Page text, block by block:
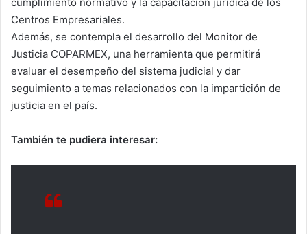
cumplimiento normativo y la capacitación jurídica de los
Centros Empresariales.
Además, se contempla el desarrollo del Monitor de
Justicia COPARMEX, una herramienta que permitirá
evaluar el desempeño del sistema judicial y dar
seguimiento a temas relacionados con la impartición de
justicia en el país.
También te pudiera interesar: